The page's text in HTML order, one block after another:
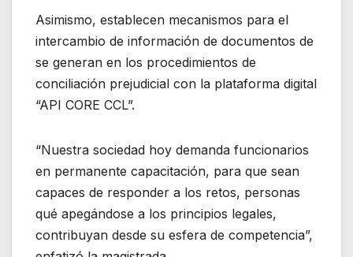
Asimismo, establecen mecanismos para el
intercambio de información de documentos de
se generan en los procedimientos de
conciliación prejudicial con la plataforma digital
“API CORE CCL”.
“Nuestra sociedad hoy demanda funcionarios
en permanente capacitación, para que sean
capaces de responder a los retos, personas
qué apegándose a los principios legales,
contribuyan desde su esfera de competencia”,